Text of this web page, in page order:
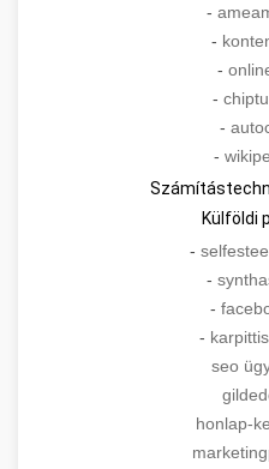
-
-
-
-
-
-
Külföldi
-
-
-
-
seo
honlap-